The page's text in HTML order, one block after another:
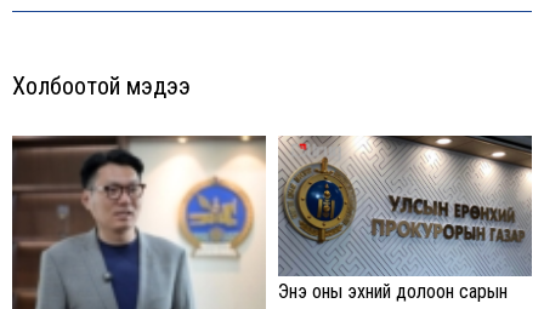
Холбоотой мэдээ
Энэ оны эхний долоон сарын